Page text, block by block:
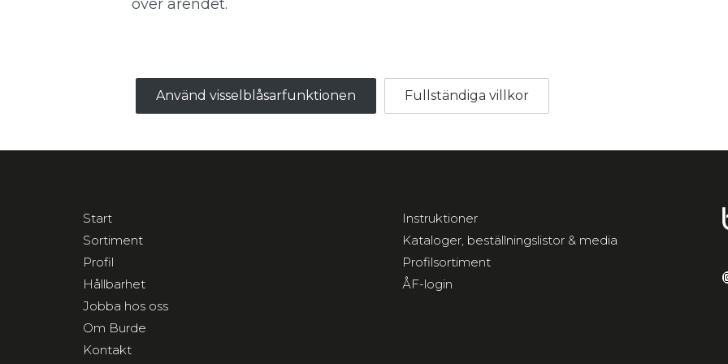
över ärendet.
Använd visselblåsarfunktionen Fullständiga villkor
Start
Sortiment
Profil
Hållbarhet
Jobba hos oss
Om Burde
Kontakt
Instruktioner
Kataloger, beställningslistor & media
Profilsortiment
ÅF-login